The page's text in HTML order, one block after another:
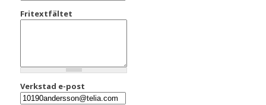
Fritextfältet
Verkstad e-post